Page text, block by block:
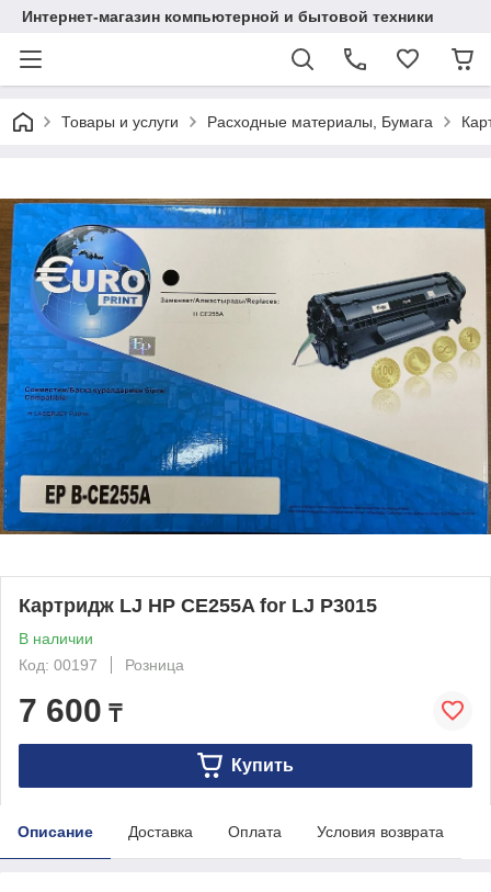
Интернет-магазин компьютерной и бытовой техники
Товары и услуги Расходные материалы, Бумага
Картридж LJ HP CE255A for LJ P3015
В наличии
Код: 00197
Розница
7 600 ₸
Купить
Описание Доставка Оплата Условия возврата